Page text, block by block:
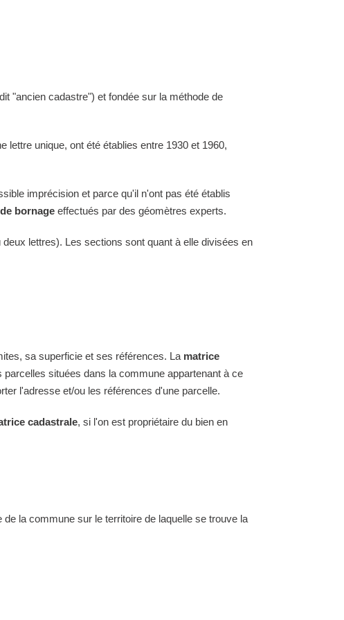
"ancien cadastre") et fondée sur la méthode de
unique, ont été établies entre 1930 et 1960,
imprécision et parce qu'il n'ont pas été établis
bornage effectués par des géomètres experts.
deux lettres). Les sections sont quant à elle divisées en
sa superficie et ses références. La matrice
parcelles situées dans la commune appartenant à ce
l'adresse et/ou les références d'une parcelle.
cadastrale, si l'on est propriétaire du bien en
la commune sur le territoire de laquelle se trouve la